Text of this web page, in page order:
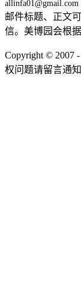
allinfa01@gmail.com
邮件标题、正文
信。美博园会根
Copyright © 2007
权问题请留言通